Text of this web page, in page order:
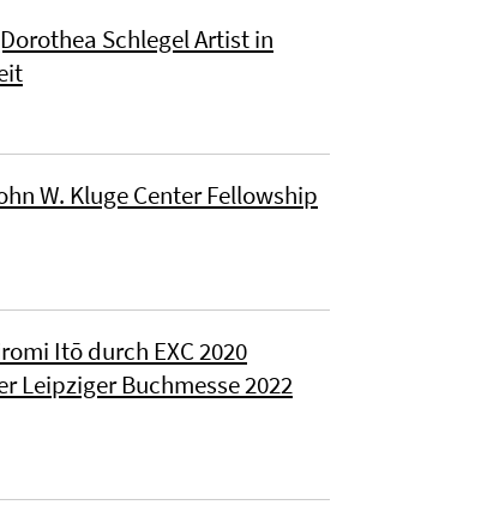
Schlegel Artist in
W. Kluge Center Fellowship
Itō durch EXC 2020
Leipziger Buchmesse 2022